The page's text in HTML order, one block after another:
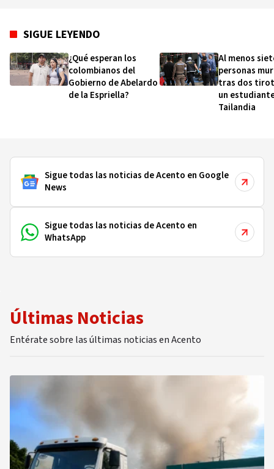
SIGUE LEYENDO
¿Qué esperan los
colombianos del
Gobierno de Abelardo
de la Espriella?
Al menos
personas
tras dos
un
Tailandia
Sigue todas las noticias de Acento en Google
News
Sigue todas las noticias de Acento en
WhatsApp